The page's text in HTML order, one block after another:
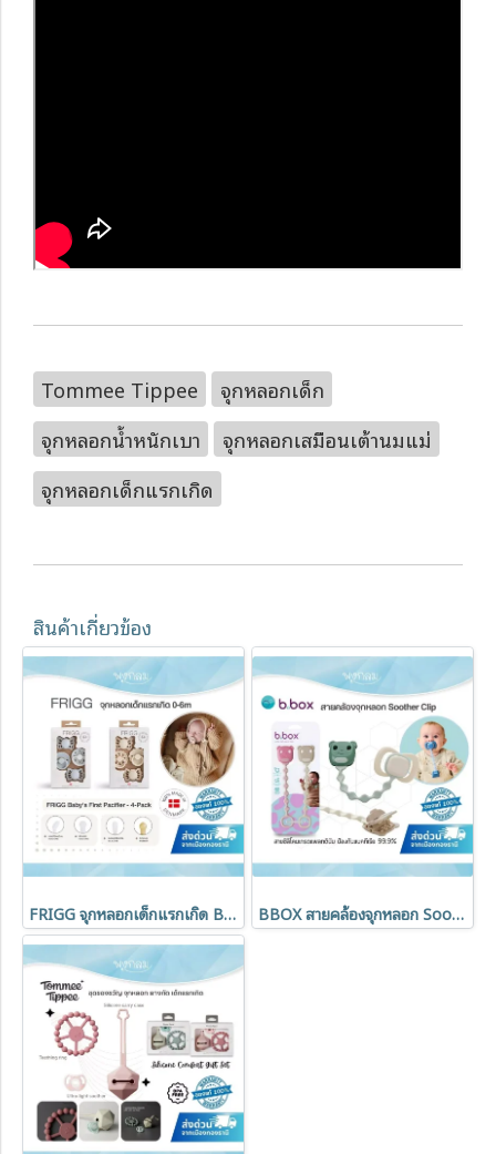
Tommee Tippee
จุกหลอกเด็ก
จุกหลอกน้ำหนักเบา
จุกหลอกเสมือนเต้านมแม่
จุกหลอกเด็กแรกเกิด
สินค้าเกี่ยวข้อง
FRIGG จุกหลอกเด็กแรกเกิด Baby’s First Pacifier 4-Pack (0-6 เดือน) BBOX สายคล้องจุกหลอก Soother Clip